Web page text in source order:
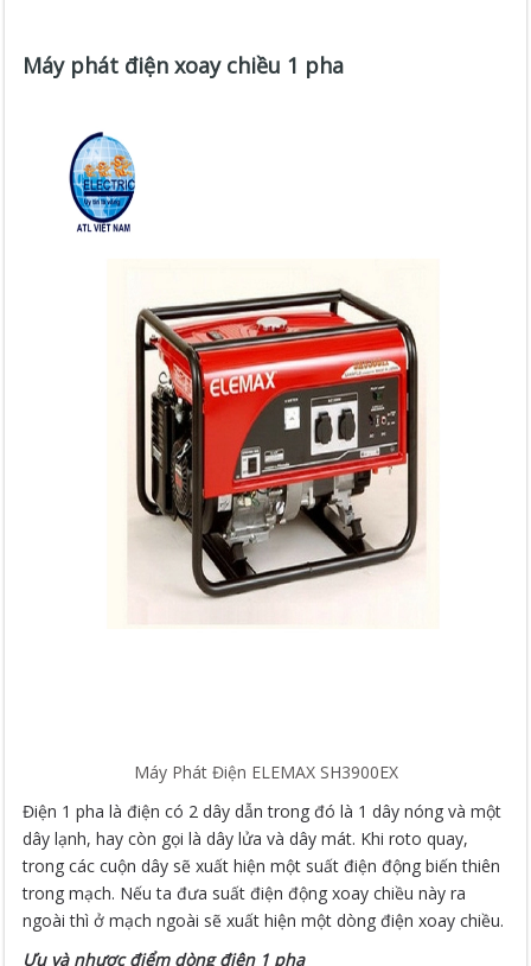
Máy phát điện xoay chiều 1 pha
Máy Phát Điện ELEMAX SH3900EX
Điện 1 pha là điện có 2 dây dẫn trong đó là 1 dây nóng và một
dây lạnh, hay còn gọi là dây lửa và dây mát. Khi roto quay,
trong các cuộn dây sẽ xuất hiện một suất điện động biến thiên
trong mạch. Nếu ta đưa suất điện động xoay chiều này ra
ngoài thì ở mạch ngoài sẽ xuất hiện một dòng điện xoay chiều.
Ưu và nhược điểm dòng điện 1 pha